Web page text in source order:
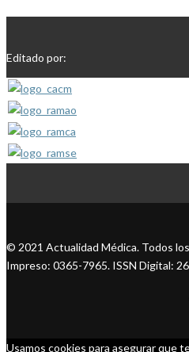
Editado por:
© 2021 Actualidad Médica. Todos
Impreso: 0365-7965. ISSN Digital:
Usamos cookies para asegurar que